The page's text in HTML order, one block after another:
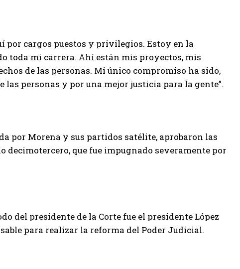
por cargos puestos y privilegios. Estoy en la
toda mi carrera. Ahí están mis proyectos, mis
de las personas. Mi único compromiso ha sido,
personas y por una mejor justicia para la gente”.
por Morena y sus partidos satélite, aprobaron las
que fue impugnado severamente por
del presidente de la Corte fue el presidente López
para realizar la reforma del Poder Judicial.